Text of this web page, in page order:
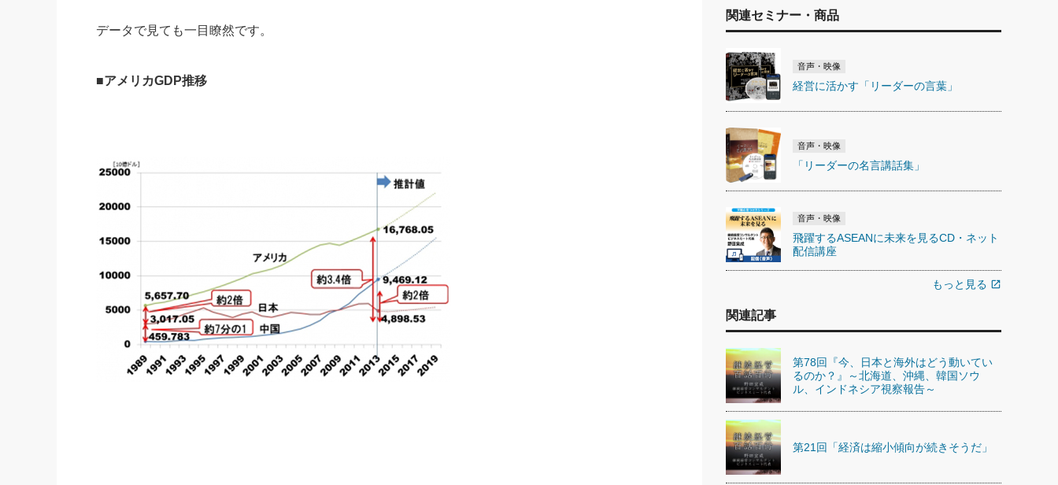
データで見ても一目瞭然です。
■アメリカGDP推移
関連セミナー・商品
音声・映像
経営に活かす「リーダーの言葉」
音声・映像
「リーダーの名言講話集」
音声・映像
飛躍するASEANに未来を見るCD・ネット
配信講座
もっと見る open_in_new
関連記事
第78回『今、日本と海外はどう動いてい
るのか？』～北海道、沖縄、韓国ソウ
ル、インドネシア視察報告～
第21回「経済は縮小傾向が続きそうだ」